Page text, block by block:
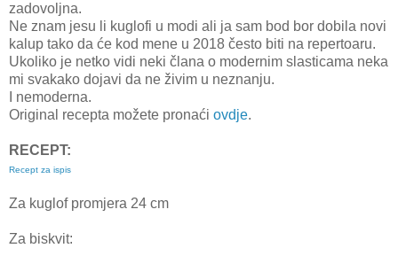
zadovoljna.
Ne znam jesu li kuglofi u modi ali ja sam bod bor dobila novi
kalup tako da će kod mene u 2018 često biti na repertoaru.
Ukoliko je netko vidi neki člana o modernim slasticama neka
mi svakako dojavi da ne živim u neznanju.
I nemoderna.
Original recepta možete pronaći ovdje.
RECEPT:
Recept za ispis
Za kuglof promjera 24 cm
Za biskvit: